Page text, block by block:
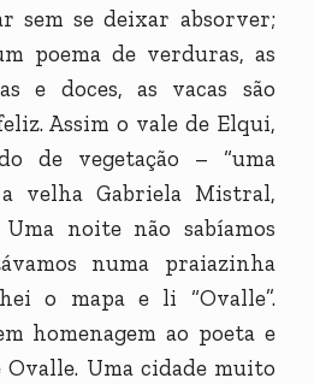
sem se deixar absorver;
poema de verduras, as
e doces, as vacas são
Assim o vale de Elqui,
de vegetação – “uma
velha Gabriela Mistral,
noite não sabíamos
numa praiazinha
o mapa e li “Ovalle”.
homenagem ao poeta e
Uma cidade muito